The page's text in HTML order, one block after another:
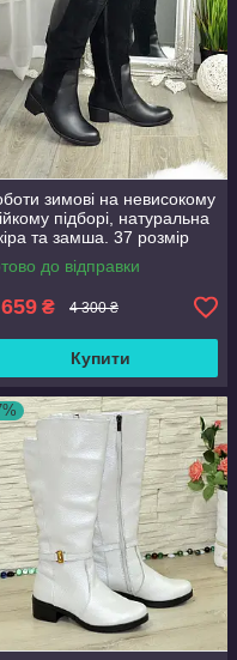
зимові на невисокому
підборі, натуральна
та замша. 37 розмір
до відправки
₴ 4 300 ₴
Купити